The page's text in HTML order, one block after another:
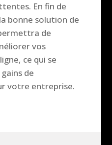
En fin de
bonne solution de
de
vos
ce qui se
de
votre entreprise.